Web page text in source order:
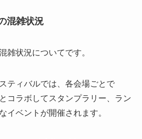
混雑状況
雑状況についてです。
ティバルでは、各会場ごとで
コラボしてスタンプラリー、ラン
イベントが開催されます。